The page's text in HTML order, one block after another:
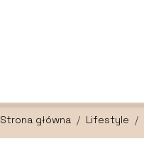
Strona główna / Lifestyle /